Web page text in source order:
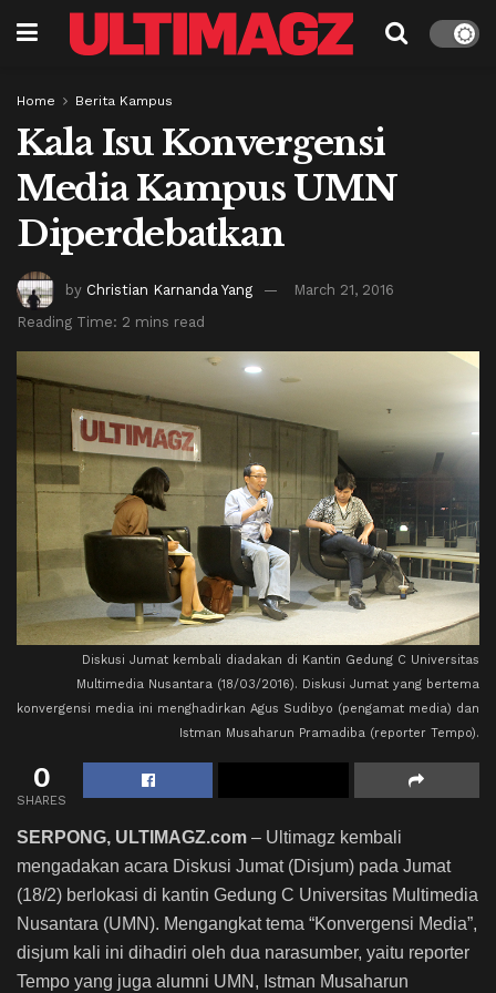
Home Berita Kampus
Kala Isu Konvergensi
Media Kampus UMN
Diperdebatkan
by Christian Karnanda Yang
March 21, 2016
Reading Time: 2 mins read
Diskusi Jumat kembali diadakan di Kantin Gedung C Universitas
Multimedia Nusantara (18/03/2016). Diskusi Jumat yang bertema
konvergensi media ini menghadirkan Agus Sudibyo (pengamat media) dan
Istman Musaharun Pramadiba (reporter Tempo).
0
SHARES
SERPONG, ULTIMAGZ.com – Ultimagz kembali
mengadakan acara Diskusi Jumat (Disjum) pada Jumat
(18/2) berlokasi di kantin Gedung C Universitas Multimedia
Nusantara (UMN). Mengangkat tema “Konvergensi Media”,
disjum kali ini dihadiri oleh dua narasumber, yaitu reporter
Tempo yang juga alumni UMN, Istman Musaharun